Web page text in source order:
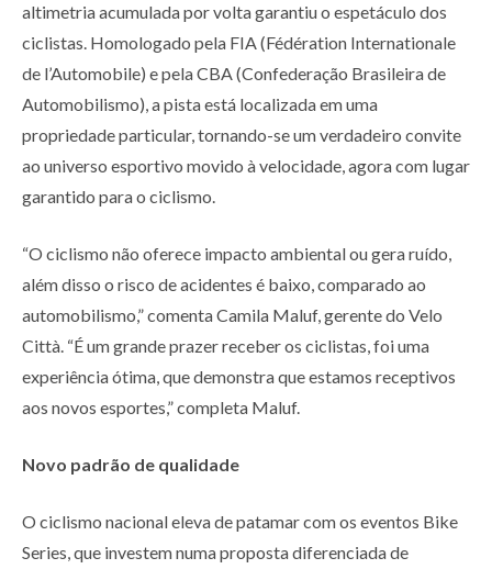
altimetria acumulada por volta garantiu o espetáculo dos
ciclistas. Homologado pela FIA (Fédération Internationale
de l’Automobile) e pela CBA (Confederação Brasileira de
Automobilismo), a pista está localizada em uma
propriedade particular, tornando-se um verdadeiro convite
ao universo esportivo movido à velocidade, agora com lugar
garantido para o ciclismo.
“O ciclismo não oferece impacto ambiental ou gera ruído,
além disso o risco de acidentes é baixo, comparado ao
automobilismo,” comenta Camila Maluf, gerente do Velo
Città. “É um grande prazer receber os ciclistas, foi uma
experiência ótima, que demonstra que estamos receptivos
aos novos esportes,” completa Maluf.
Novo padrão de qualidade
O ciclismo nacional eleva de patamar com os eventos Bike
Series, que investem numa proposta diferenciada de